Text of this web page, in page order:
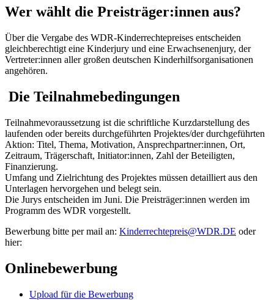
Wer wählt die Preisträger:innen aus?
Über die Vergabe des WDR-Kinderrechtepreises entscheiden
gleichberechtigt eine Kinderjury und eine Erwachsenenjury, der
Vertreter:innen aller großen deutschen Kinderhilfsorganisationen
angehören.
Die Teilnahmebedingungen
Teilnahmevoraussetzung ist die schriftliche Kurzdarstellung des
laufenden oder bereits durchgeführten Projektes/der durchgeführten
Aktion: Titel, Thema, Motivation, Ansprechpartner:innen, Ort,
Zeitraum, Trägerschaft, Initiator:innen, Zahl der Beteiligten,
Finanzierung.
Umfang und Zielrichtung des Projektes müssen detailliert aus den
Unterlagen hervorgehen und belegt sein.
Die Jurys entscheiden im Juni. Die Preisträger:innen werden im
Programm des WDR vorgestellt.
Bewerbung bitte per mail an: Kinderrechtepreis@WDR.DE oder
hier:
Onlinebewerbung
Upload für die Bewerbung